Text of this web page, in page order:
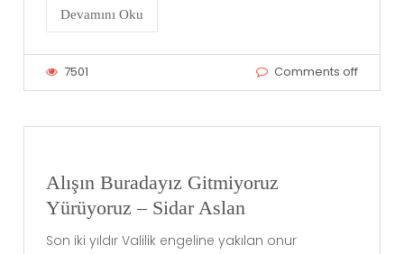
Devamını Oku
7501 Comments off
Alışın Buradayız Gitmiyoruz
Yürüyoruz – Sidar Aslan
Son iki yıldır Valilik engeline yakılan onur